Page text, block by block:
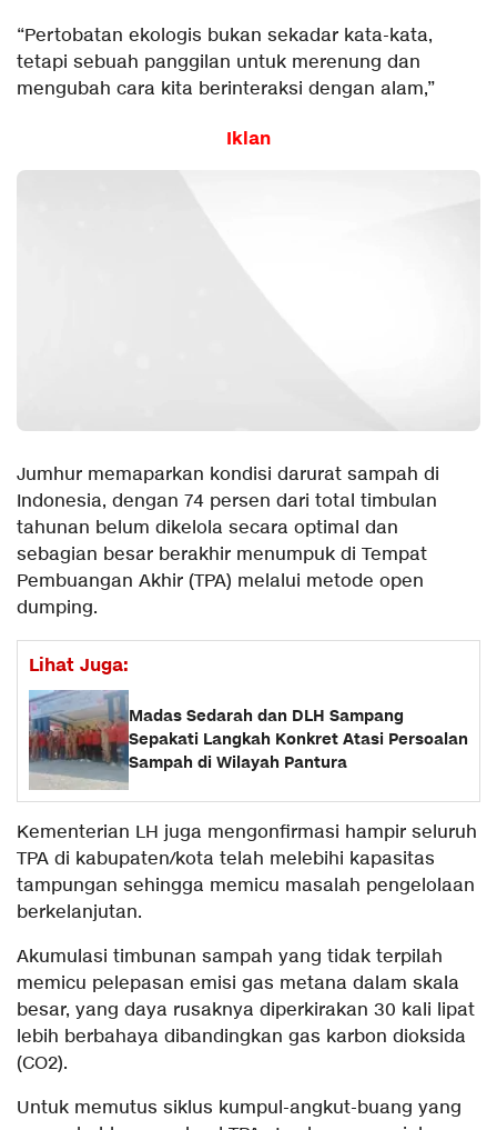
“Pertobatan ekologis bukan sekadar kata-kata,
tetapi sebuah panggilan untuk merenung dan
mengubah cara kita berinteraksi dengan alam,”
Iklan
Jumhur memaparkan kondisi darurat sampah di
Indonesia, dengan 74 persen dari total timbulan
tahunan belum dikelola secara optimal dan
sebagian besar berakhir menumpuk di Tempat
Pembuangan Akhir (TPA) melalui metode open
dumping.
Lihat Juga:
Madas Sedarah dan DLH Sampang
Sepakati Langkah Konkret Atasi Persoalan
Sampah di Wilayah Pantura
Kementerian LH juga mengonfirmasi hampir seluruh
TPA di kabupaten/kota telah melebihi kapasitas
tampungan sehingga memicu masalah pengelolaan
berkelanjutan.
Akumulasi timbunan sampah yang tidak terpilah
memicu pelepasan emisi gas metana dalam skala
besar, yang daya rusaknya diperkirakan 30 kali lipat
lebih berbahaya dibandingkan gas karbon dioksida
(CO2).
Untuk memutus siklus kumpul-angkut-buang yang